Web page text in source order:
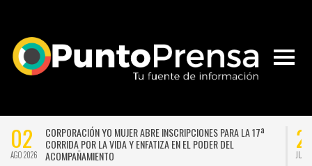
02
AGO 2026
CORPORACIÓN YO MUJER ABRE INSCRIPCIONES PARA LA 17ª
CORRIDA POR LA VIDA Y ENFATIZA EN EL PODER DEL
ACOMPAÑAMIENTO
JUL